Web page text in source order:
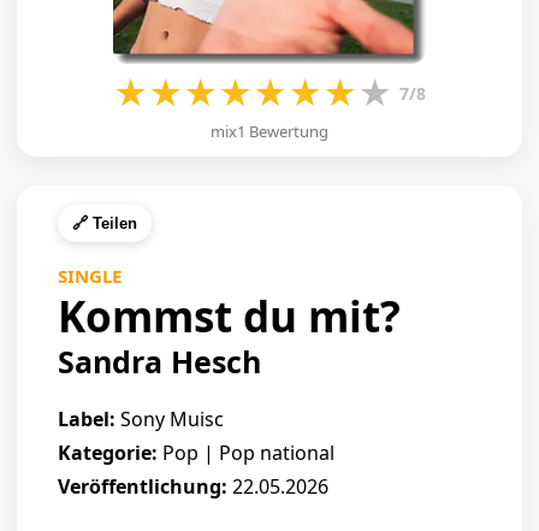
★★★★★★★★ 7/8
mix1 Bewertung
🔗 Teilen
SINGLE
Kommst du mit?
Sandra Hesch
Label: Sony Muisc
Kategorie: Pop | Pop national
Veröffentlichung: 22.05.2026